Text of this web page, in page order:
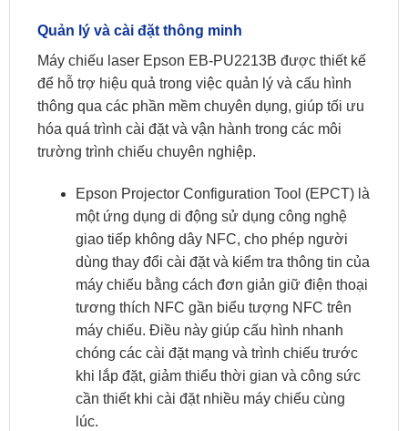
Quản lý và cài đặt thông minh
Máy chiếu laser Epson EB-PU2213B được thiết kế
để hỗ trợ hiệu quả trong việc quản lý và cấu hình
thông qua các phần mềm chuyên dụng, giúp tối ưu
hóa quá trình cài đặt và vận hành trong các môi
trường trình chiếu chuyên nghiệp.
Epson Projector Configuration Tool (EPCT) là
một ứng dụng di động sử dụng công nghệ
giao tiếp không dây NFC, cho phép người
dùng thay đổi cài đặt và kiểm tra thông tin của
máy chiếu bằng cách đơn giản giữ điện thoại
tương thích NFC gần biểu tượng NFC trên
máy chiếu. Điều này giúp cấu hình nhanh
chóng các cài đặt mạng và trình chiếu trước
khi lắp đặt, giảm thiểu thời gian và công sức
cần thiết khi cài đặt nhiều máy chiếu cùng
lúc.